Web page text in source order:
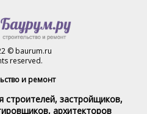
© baurum.ru
reserved.
и ремонт
строителей, застройщиков,
архитекторов